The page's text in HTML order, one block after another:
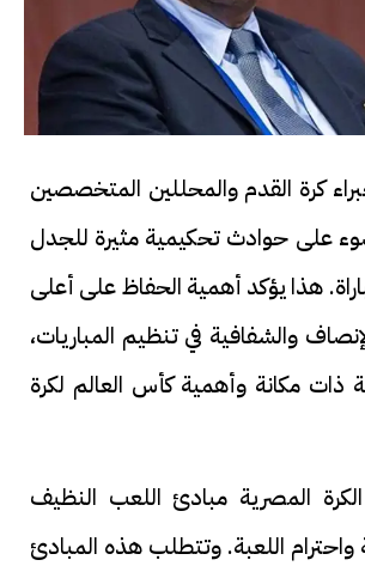
كرة القدم والمحللين المتخصصين
على حوادث تحكيمية مثيرة للجدل
هذا يؤكد أهمية الحفاظ على أعلى
والشفافية في تنظيم المباريات،
مكانة وأهمية كأس العالم لكرة
المصرية مبادئ اللعب النظيف
واحترام اللعبة. وتتطلب هذه المبادئ